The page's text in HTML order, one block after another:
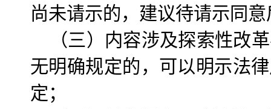
尚未请示的，建议待请示同
（三）内容涉及探索性改
无明确规定的，可以明示法
定；